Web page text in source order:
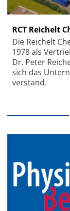
RCT Reichelt
Die Reichelt
1978 als
Dr. Peter
sich das
verstand.